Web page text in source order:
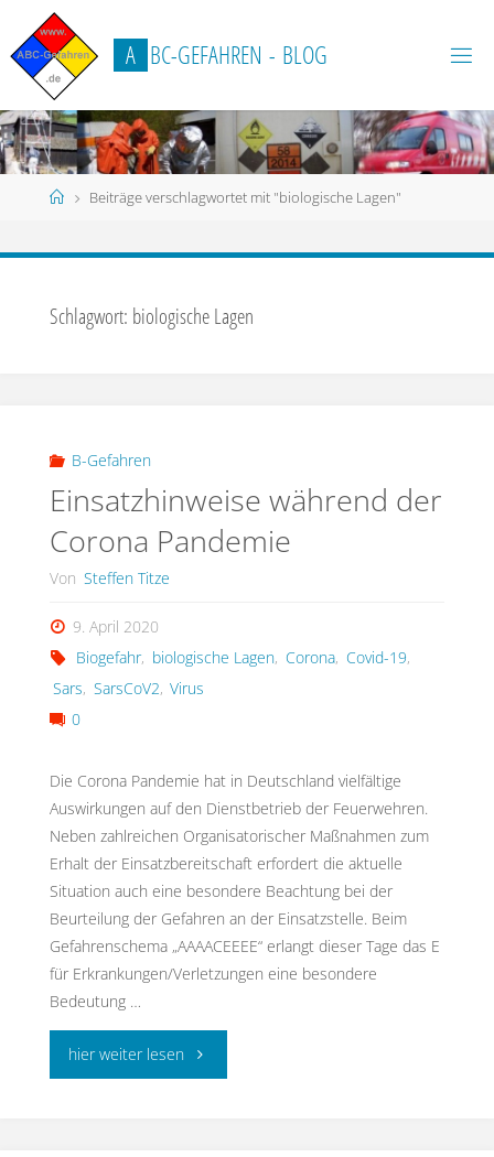
Inhalt
springen
A BC-GEFAHREN - BLOG
StartBeiträge verschlagwortet mit "biologische Lagen"
Schlagwort: biologische Lagen
B-Gefahren
Einsatzhinweise während der
Corona Pandemie
Von Steffen Titze
9. April 2020
Biogefahr, biologische Lagen, Corona, Covid-19,
Sars, SarsCoV2, Virus
0
Die Corona Pandemie hat in Deutschland vielfältige
Auswirkungen auf den Dienstbetrieb der Feuerwehren.
Neben zahlreichen Organisatorischer Maßnahmen zum
Erhalt der Einsatzbereitschaft erfordert die aktuelle
Situation auch eine besondere Beachtung bei der
Beurteilung der Gefahren an der Einsatzstelle. Beim
Gefahrenschema „AAAACEEEE“ erlangt dieser Tage das E
für Erkrankungen/Verletzungen eine besondere
Bedeutung …
hier weiter lesen"Einsatzhinweise